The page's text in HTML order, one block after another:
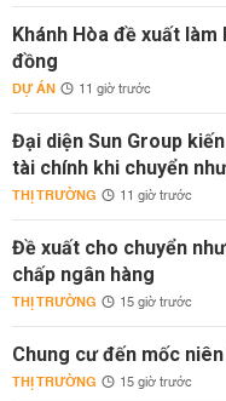
Khánh Hòa đề xuất
đồng
DỰ ÁN 11 giờ trước
Đại diện Sun Group
tài chính khi chuyển
THỊ TRƯỜNG 11 giờ trước
Đề xuất cho chuyển
chấp ngân hàng
THỊ TRƯỜNG 15 giờ trước
Chung cư đến mốc
THỊ TRƯỜNG 15 giờ trước